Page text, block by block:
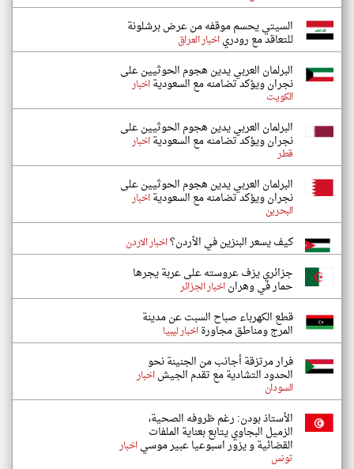
السيتي يحسم موقفه من عرض برشلونة
للتعاقد مع رودرياخبار العراق
البرلمان العربي يدين هجوم الحوثيين على
نجران ويؤكد تضامنه مع السعوديةاخبار
الكويت
البرلمان العربي يدين هجوم الحوثيين على
نجران ويؤكد تضامنه مع السعوديةاخبار
قطر
البرلمان العربي يدين هجوم الحوثيين على
نجران ويؤكد تضامنه مع السعوديةاخبار
البحرين
كيف يسعر البنزين في الأردن؟اخبار الاردن
جزائري يزف عروسته على عربة يجرها
حمار في وهراناخبار الجزائر
قطع الكهرباء صباح السبت عن مدينة
المرج ومناطق مجاورةاخبار ليبيا
فرار مرتزقة أجانب من الجنينة نحو
الحدود التشادية مع تقدم الجيشاخبار
السودان
الأستاذ بودن: رغم ظروفه الصحية،
الزميل البجاوي يتابع بعناية الملفات
القضائية و يزور اسبوعيا عبير موسياخبار
تونس